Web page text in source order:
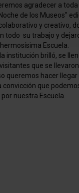
agradecer a
de los Museos"
y creativo,
todo su trabajo y
Escuela.
institución brilló, se
que se
queremos hacer
convicción que
nuestra Escuela.